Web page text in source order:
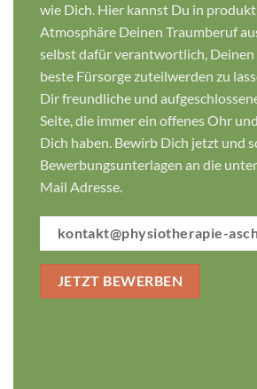
wie Dich. Hier kannst Du in
Atmosphäre Deinen Traumberuf
selbst dafür verantwortlich,
beste Fürsorge zuteilwerden zu
Dir freundliche und
Seite, die immer ein offenes Ohr
Dich haben. Bewirb Dich jetzt und
Bewerbungsunterlagen an die
Mail Adresse.
kontakt@physiotherapie-
JETZT BEWERBEN